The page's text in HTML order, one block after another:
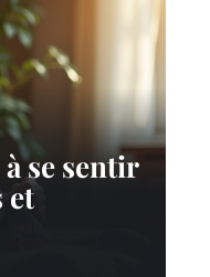
se sentir
et